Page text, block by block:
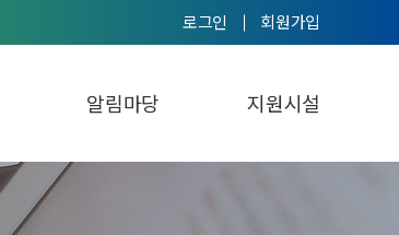
로그인 회원가입
알림마당 지원시설